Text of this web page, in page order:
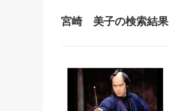
宮崎 美子の検索結果